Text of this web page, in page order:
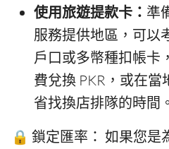
使用旅遊提款卡： 準
服務提供地區，可以
戶口或多幣種扣帳卡
費兌換 PKR，或在當
省找換店排隊的時間。
🔒 鎖定匯率： 如果您是